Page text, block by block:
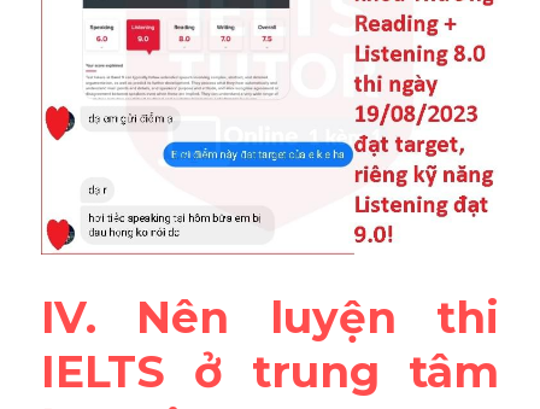
IV. Nên luyện thi
IELTS ở trung tâm